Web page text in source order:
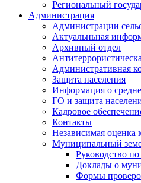
Региональный
Администрация
Администрации
Актуальньная
Архивный отдел
Административная
Защита населения
Информация о
ГО и защита
Кадровое
Контакты
Независимая оценка
Муниципальный
Руководство
Доклады о
Формы